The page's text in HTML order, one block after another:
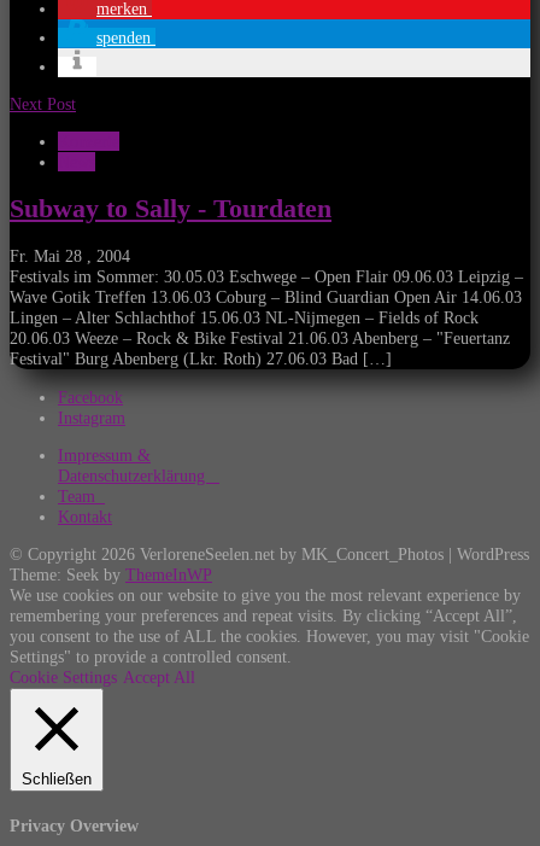
merken
spenden
Next Post
Subway to Sally - Tourdaten
Fr. Mai 28 , 2004
Festivals im Sommer: 30.05.03 Eschwege – Open Flair 09.06.03 Leipzig –
Wave Gotik Treffen 13.06.03 Coburg – Blind Guardian Open Air 14.06.03
Lingen – Alter Schlachthof 15.06.03 NL-Nijmegen – Fields of Rock
20.06.03 Weeze – Rock & Bike Festival 21.06.03 Abenberg – "Feuertanz
Festival" Burg Abenberg (Lkr. Roth) 27.06.03 Bad […]
Facebook
Instagram
Impressum &
Datenschutzerklärung
Team
Kontakt
© Copyright 2026 VerloreneSeelen.net by MK_Concert_Photos | WordPress
Theme: Seek by ThemeInWP
We use cookies on our website to give you the most relevant experience by
remembering your preferences and repeat visits. By clicking “Accept All”,
you consent to the use of ALL the cookies. However, you may visit "Cookie
Settings" to provide a controlled consent.
Cookie Settings Accept All
Schließen
Privacy Overview